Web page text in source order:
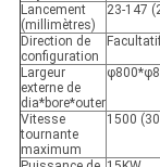
Lancement
(millimètres)
23-147
Direction de
configuration
Largeur
externe de
dia*bore*outer
Vitesse
tournante
maximum
1500